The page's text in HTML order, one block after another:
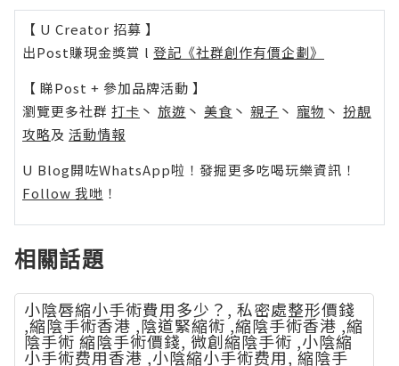
【 U Creator 招募 】
出Post賺現金獎賞 l 登記《社群創作有價企劃》
【 睇Post + 參加品牌活動 】
瀏覽更多社群 打卡 丶 旅遊 丶 美食 丶 親子 丶 寵物 丶 扮靚
攻略及 活動情報
U Blog開咗WhatsApp啦！發掘更多吃喝玩樂資訊！
Follow 我哋 ！
相關話題
小陰唇縮小手術費用多少？, 私密處整形價錢
,縮陰手術香港 ,陰道緊縮術 ,縮陰手術香港 ,縮
陰手術 縮陰手術價錢, 微創縮陰手術 ,小陰縮
小手術费用香港 ,小陰縮小手術费用, 縮陰手